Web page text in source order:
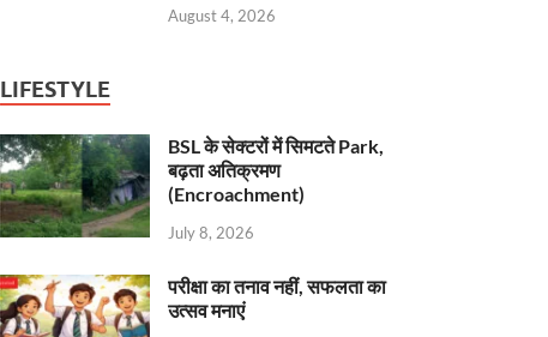
August 4, 2026
LIFESTYLE
BSL के सेक्टरों में सिमटते Park,
बढ़ता अतिक्रमण
(Encroachment)
July 8, 2026
परीक्षा का तनाव नहीं, सफलता का
उत्सव मनाएं